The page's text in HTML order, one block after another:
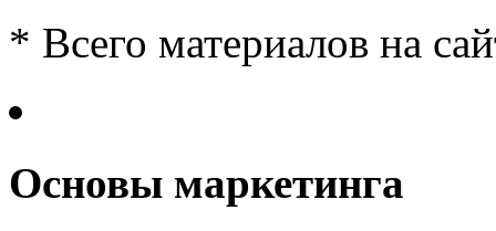
* Всего материалов на
Основы маркетинга